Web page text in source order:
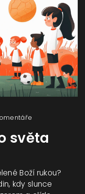
světa
Boží rukou?
kdy slunce